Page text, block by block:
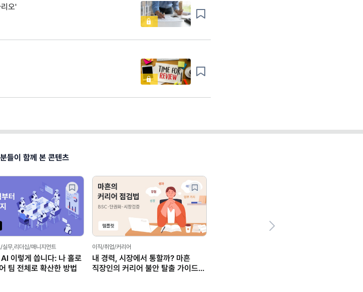
오'
들이 함께 본 콘텐츠
실무,리더십/매니지먼트
이렇게 씁니다: 나 홀로
팀 전체로 확산한 방법
이직/취업/커리어
내 경력, 시장에서 통할까? 마흔
직장인의 커리어 불안 탈출 가이드